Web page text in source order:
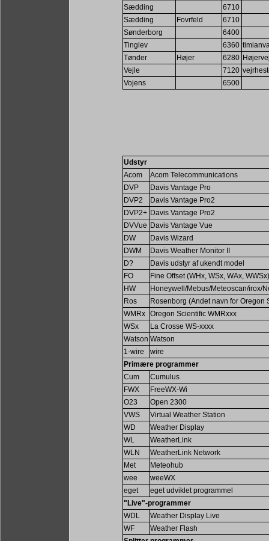
Sædding
6710
Sædding
Fovrfeld
6710
Sønderborg
6400
Tinglev
6360
Tønder
Højer 6280
Vejle
7120
Vojens
6500
Udstyr
Acom
Acom Telecommunications
DVP
Davis Vantage Pro
DVP2
Davis Vantage Pro2
DVP2+ Davis Vantage Pro2
DVVue Davis Vantage Vue
DW
Davis Wizard
DWM
Davis Weather Monitor II
D?
Davis udstyr af ukendt model
FO
Fine Offset (WHx, WSx, WAx, WWSx)
HW
Honeywell/Mebus/Meteoscan/irox/
Ros
Rosenborg (Andet navn for Oregon
WMRx
Oregon Scientific WMRxxx
WSx
La Crosse WS-xxxx
Watson Watson
1-wire
wire
Primære programmer
Cum
Cumulus
FWX
FreeWX-Wi
O23
Open 2300
VWS
Virtual Weather Station
WD
Weather Display
WL
WeatherLink
WLN
WeatherLink Network
Met
Meteohub
wee
weeWX
eget
eget udviklet programmel
"Live"-programmer
WDL
Weather Display Live
WF
Weather Flash